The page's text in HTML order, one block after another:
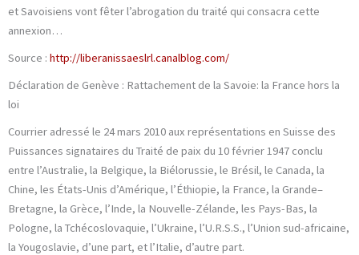
et Savoisiens vont fêter l’abrogation du traité qui consacra cette
annexion…
Source : http://liberanissaeslrl.canalblog.com/
Déclaration de Genève : Rattachement de la Savoie: la France hors la
loi
Courrier adressé le 24 mars 2010 aux représentations en Suisse des
Puissances signataires du Traité de paix du 10 février 1947 conclu
entre l’Australie, la Belgique, la Biélorussie, le Brésil, le Canada, la
Chine, les États-Unis d’Amérique, l’Éthiopie, la France, la Grande–
Bretagne, la Grèce, l’Inde, la Nouvelle-Zélande, les Pays-Bas, la
Pologne, la Tchécoslovaquie, l’Ukraine, l’U.R.S.S., l’Union sud-africaine,
la Yougoslavie, d’une part, et l’Italie, d’autre part.